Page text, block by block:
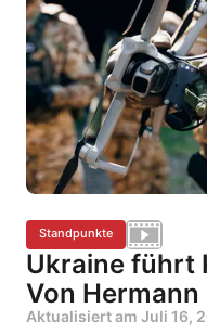
Standpunkte
Ukraine führt
Von Hermann
Aktualisiert am Juli 16,